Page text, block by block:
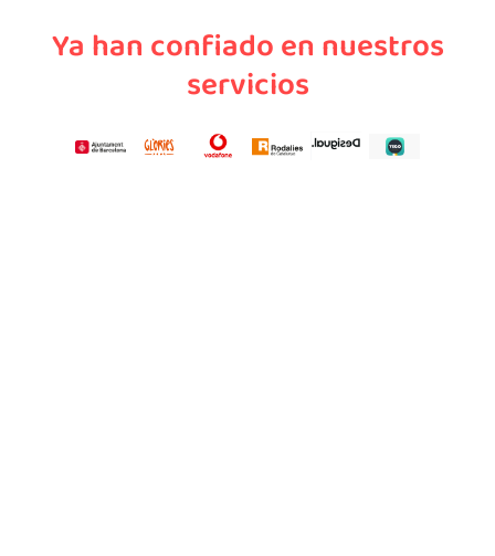
Ya han confiado en nuestros
servicios